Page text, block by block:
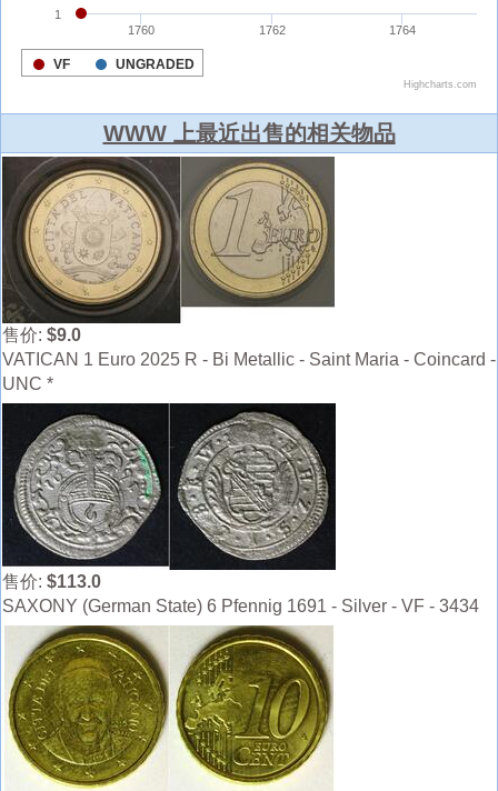
WWW 上最近出售的相关物品
售价: $9.0
VATICAN 1 Euro 2025 R - Bi Metallic - Saint Maria - Coincard -
UNC *
售价: $113.0
SAXONY (German State) 6 Pfennig 1691 - Silver - VF - 3434